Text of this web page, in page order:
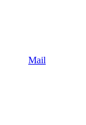
Mail